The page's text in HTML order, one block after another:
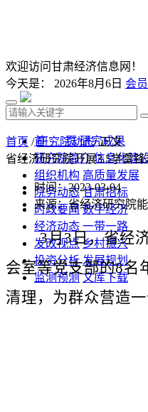
欢迎访问甘肃经济信息网！
今天是： 2026年8月6日 会
首 页 研究成果
研究院简介 信息化建
组织机构 高质量发展
院务动态 甘肃招标
时政要闻 数字经济
经济动态 一带一路
发改视点 乡村振兴
投资分析 发展规划
监测预测 文库下载
首页 /研究院动态/ 正文
省经济研究院开展3.5学雷
时间：2023-03-04
来源：省经济研究院
3月3日，省经济
会室等党支部的8名
清理，为群众营造